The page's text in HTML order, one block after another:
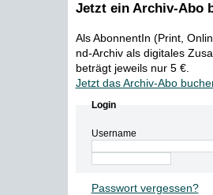
Jetzt ein Archiv-Abo
Als AbonnentIn (Print,
nd-Archiv als digitales
beträgt jeweils nur 5 €.
Jetzt das Archiv-Abo
Login
Username
Passwort vergessen?